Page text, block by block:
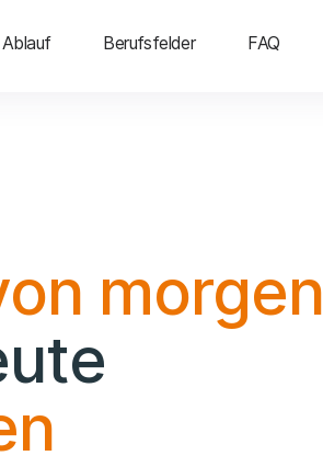
Ablauf Berufsfelder FAQ
morgen